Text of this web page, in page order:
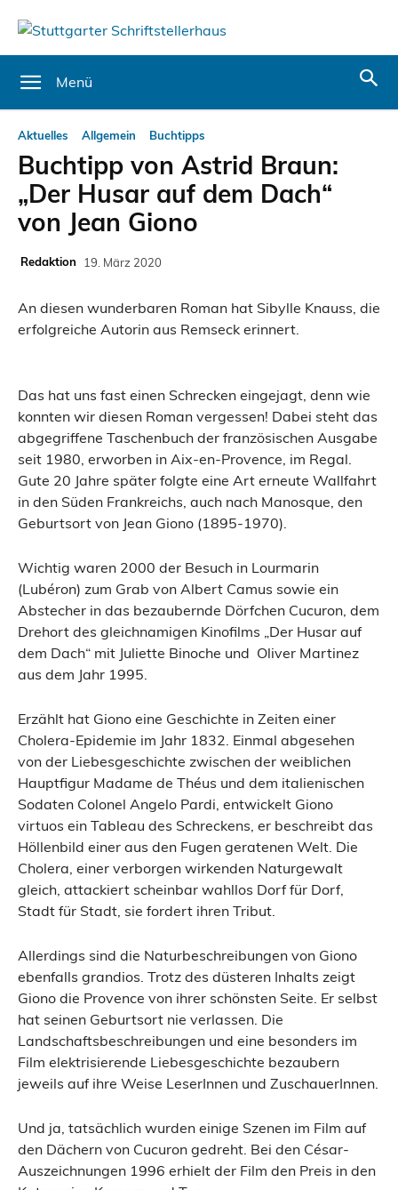
Menü
Aktuelles Allgemein Buchtipps
Buchtipp von Astrid Braun:
„Der Husar auf dem Dach“
von Jean Giono
Redaktion 19. März 2020
An diesen wunderbaren Roman hat Sibylle Knauss, die
erfolgreiche Autorin aus Remseck erinnert.
Das hat uns fast einen Schrecken eingejagt, denn wie
konnten wir diesen Roman vergessen! Dabei steht das
abgegriffene Taschenbuch der französischen Ausgabe
seit 1980, erworben in Aix-en-Provence, im Regal.
Gute 20 Jahre später folgte eine Art erneute Wallfahrt
in den Süden Frankreichs, auch nach Manosque, den
Geburtsort von Jean Giono (1895-1970).
Wichtig waren 2000 der Besuch in Lourmarin
(Lubéron) zum Grab von Albert Camus sowie ein
Abstecher in das bezaubernde Dörfchen Cucuron, dem
Drehort des gleichnamigen Kinofilms „Der Husar auf
dem Dach“ mit Juliette Binoche und Oliver Martinez
aus dem Jahr 1995.
Erzählt hat Giono eine Geschichte in Zeiten einer
Cholera-Epidemie im Jahr 1832. Einmal abgesehen
von der Liebesgeschichte zwischen der weiblichen
Hauptfigur Madame de Théus und dem italienischen
Sodaten Colonel Angelo Pardi, entwickelt Giono
virtuos ein Tableau des Schreckens, er beschreibt das
Höllenbild einer aus den Fugen geratenen Welt. Die
Cholera, einer verborgen wirkenden Naturgewalt
gleich, attackiert scheinbar wahllos Dorf für Dorf,
Stadt für Stadt, sie fordert ihren Tribut.
Allerdings sind die Naturbeschreibungen von Giono
ebenfalls grandios. Trotz des düsteren Inhalts zeigt
Giono die Provence von ihrer schönsten Seite. Er selbst
hat seinen Geburtsort nie verlassen. Die
Landschaftsbeschreibungen und eine besonders im
Film elektrisierende Liebesgeschichte bezaubern
jeweils auf ihre Weise LeserInnen und ZuschauerInnen.
Und ja, tatsächlich wurden einige Szenen im Film auf
den Dächern von Cucuron gedreht. Bei den César-
Auszeichnungen 1996 erhielt der Film den Preis in den